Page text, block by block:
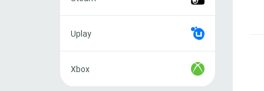
Uplay
Xbox